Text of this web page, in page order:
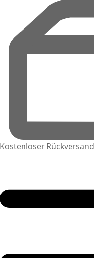
Kostenloser Rückversand